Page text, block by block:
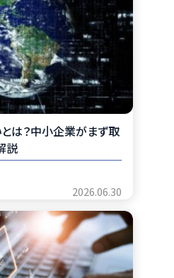
は？中小企業がまず取
説
2026.06.30